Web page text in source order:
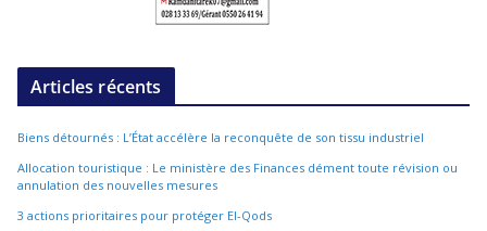
Articles récents
Biens détournés : L’État accélère la reconquête de son tissu industriel
Allocation touristique : Le ministère des Finances dément toute révision ou
annulation des nouvelles mesures
3 actions prioritaires pour protéger El-Qods